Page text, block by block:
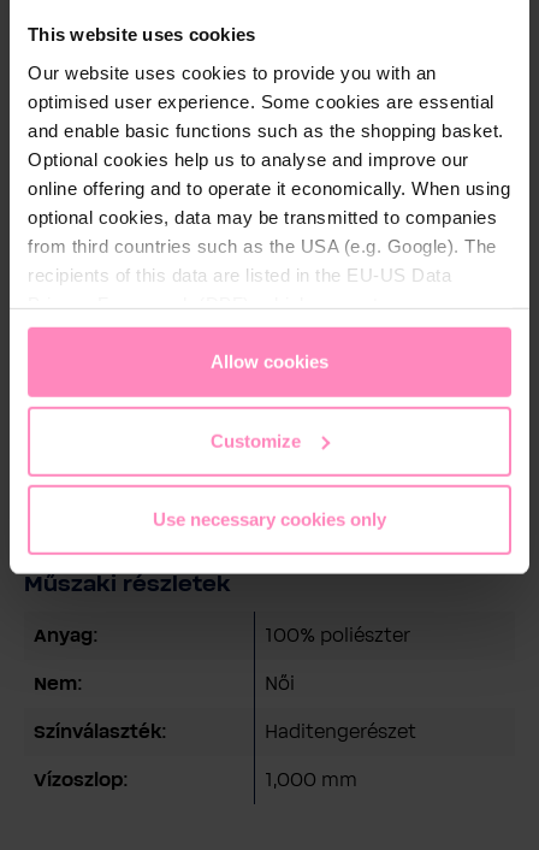
This website uses cookies
Our website uses cookies to provide you with an
optimised user experience. Some cookies are essential
and enable basic functions such as the shopping basket.
Optional cookies help us to analyse and improve our
online offering and to operate it economically. When using
optional cookies, data may be transmitted to companies
from third countries such as the USA (e.g. Google). The
recipients of this data are listed in the EU-US Data
appropriate level of data protection. You canaccept all
only allow necessary cookies
access and change your chosen setting at any time in
Allow cookies
Customize
Use necessary cookies only
A kabát rugalmas szegélyei és a kapucni széles,
szabad mozgást tesznek lehetővé. A1000 mm-es
vízállóságota belső oldalon alkalmazott ultrakönnyű
bevonat és a ragasztott varrások garantálják, így
megbízható védelmet nyújt enyhébb eső és szeles
időjárás esetén is.
A két cipzáras oldalzseb biztonságos tárolást kínál,
nyomat, valamint a kapucni nyílásánál futó BWT
feliratos szalag karakteres megjelenést ad a
esőkabát könnyen összehajtható és helytakarékosan
elpakolható, így ideális társ utazáshoz, kiránduláshoz
vagy mindennapi használatra.
Műszaki részletek
Anyag: 100% poliészter
Nem: Női
Színválaszték: Haditengerészet
Vízoszlop: 1,000 mm